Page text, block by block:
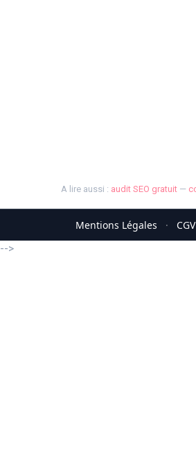
A lire aussi : audit SEO gratuit —
Mentions Légales · CGV
-->